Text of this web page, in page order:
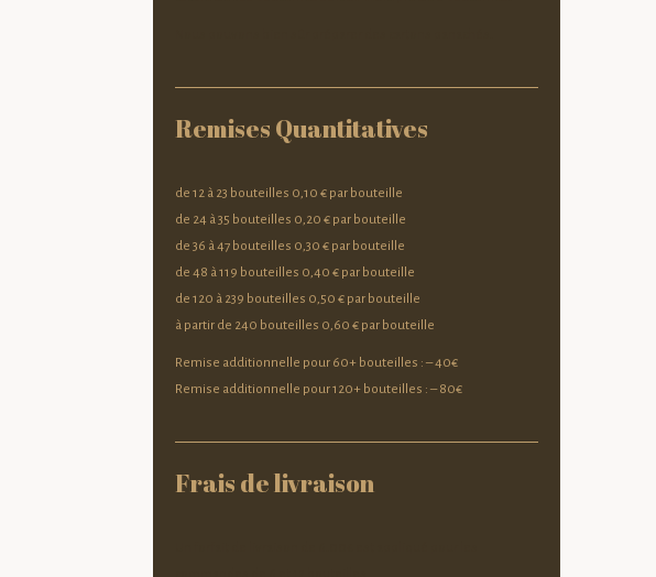
Remises Quantitatives
de 12 à 23 bouteilles 0,10 € par bouteille
de 24 à 35 bouteilles 0,20 € par bouteille
de 36 à 47 bouteilles 0,30 € par bouteille
de 48 à 119 bouteilles 0,40 € par bouteille
de 120 à 239 bouteilles 0,50 € par bouteille
à partir de 240 bouteilles 0,60 € par bouteille
Remise additionnelle pour 60+ bouteilles : – 40€
Remise additionnelle pour 120+ bouteilles : – 80€
Frais de livraison